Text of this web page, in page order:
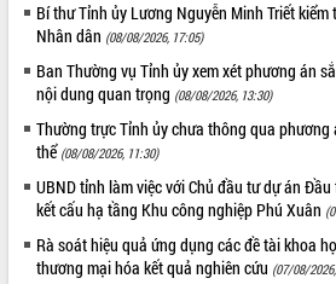
Đắk Lắk nỗ lực thúc đẩy tăng trưởng
kinh tế từ 10% trở lên trong Quý
II/2026
Đắk Lắk ký kết thỏa thuận hợp tác về
chuyển đổi số giai đoạn 2026 – 2030
với Tập đoàn Bưu chính Viễn thông
Việt Nam
Thứ trưởng Bộ Y tế làm việc với tỉnh
Đắk Lắk về phát triển nhân lực y tế
cho trạm y tế cấp xã
Du lịch Đắk Lắk nâng tầm trải nghiệm
Bí thư Tỉnh ủy Lương Nguyễn Minh Triết
Nhân dân (08/08/2026, 17:05)
Ban Thường vụ Tỉnh ủy xem xét phương án
nội dung quan trọng (08/08/2026, 13:30)
Thường trực Tỉnh ủy chưa thông qua
thể (08/08/2026, 11:30)
UBND tỉnh làm việc với Chủ đầu tư dự án
kết cấu hạ tầng Khu công nghiệp Phú Xuân
Rà soát hiệu quả ứng dụng các đề tài khoa
thương mại hóa kết quả nghiên cứu (07/08/